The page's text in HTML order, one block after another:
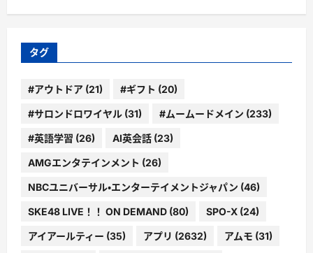
ゴ
ー
タグ
#アウトドア (21) #ギフト (20)
#サロンドロワイヤル (31) #ムームードメイン (233)
#英語学習 (26) AI英会話 (23)
AMGエンタテインメント (26)
NBCユニバーサル・エンターテイメントジャパン (46)
SKE48 LIVE！！ ON DEMAND (80) SPO-X (24)
アイアールティー (35) アプリ (2632) アムモ (31)